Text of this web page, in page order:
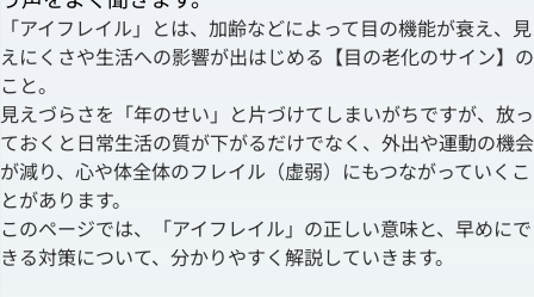
「アイフレイル」とは、加齢などによって目の機能が衰え、見
えにくさや生活への影響が出はじめる【目の老化のサイン】の
こと。
見えづらさを「年のせい」と片づけてしまいがちですが、放っ
ておくと日常生活の質が下がるだけでなく、外出や運動の機会
が減り、心や体全体のフレイル（虚弱）にもつながっていくこ
とがあります。
このページでは、「アイフレイル」の正しい意味と、早めにで
きる対策について、分かりやすく解説していきます。